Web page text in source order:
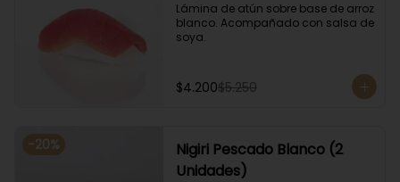
Lámina de atún sobre base de arroz
blanco. Acompañado con salsa de
soya.
$4.200$5.250
-20%
Nigiri Pescado Blanco (2
Unidades)